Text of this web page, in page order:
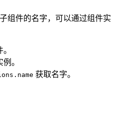
组件的名字，可以通过组件实
。
获取名字。